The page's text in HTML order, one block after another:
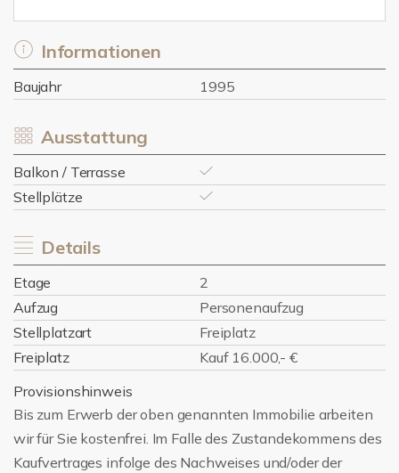
Informationen
Baujahr 1995
Ausstattung
Balkon / Terrasse
Stellplätze
Details
Etage
2
Aufzug
Personenaufzug
Stellplatzart
Freiplatz
Freiplatz
Kauf 16.000,- €
Provisionshinweis
Bis zum Erwerb der oben genannten Immobilie arbeiten
wir für Sie kostenfrei. Im Falle des Zustandekommens des
Kaufvertrages infolge des Nachweises und/oder der